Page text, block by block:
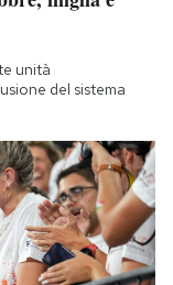
unità
del sistema